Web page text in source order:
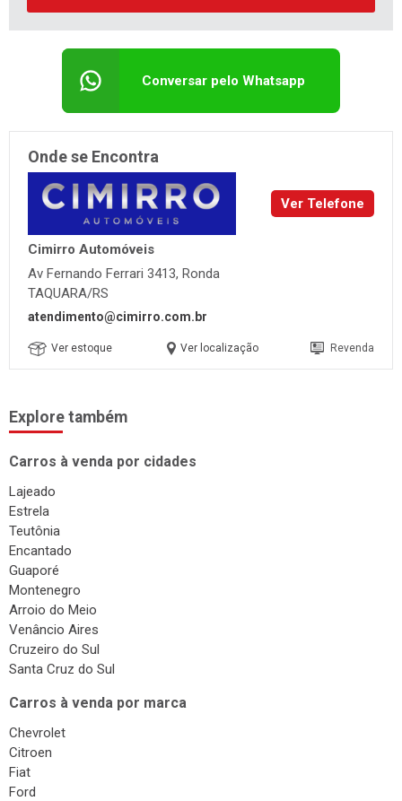
Conversar pelo Whatsapp
Onde se Encontra
Ver Telefone
Cimirro Automóveis
Av Fernando Ferrari 3413, Ronda
TAQUARA/RS
atendimento@cimirro.com.br
Ver estoque Ver localização Revenda
Explore também
Carros à venda por cidades
Lajeado
Estrela
Teutônia
Encantado
Guaporé
Montenegro
Arroio do Meio
Venâncio Aires
Cruzeiro do Sul
Santa Cruz do Sul
Carros à venda por marca
Chevrolet
Citroen
Fiat
Ford